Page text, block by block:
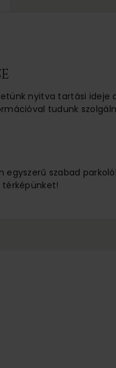
nyitva tartási
tudunk
egyszerű szabad